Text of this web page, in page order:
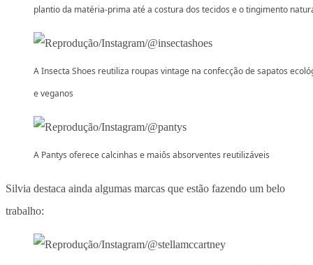
plantio da matéria-prima até a costura dos tecidos e o tingimento
A Insecta Shoes reutiliza roupas vintage na confecção de sapatos
e veganos
A Pantys oferece calcinhas e maiôs absorventes reutilizáveis
Silvia destaca ainda algumas marcas que estão fazendo um belo
trabalho: